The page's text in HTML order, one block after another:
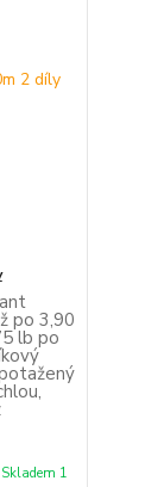
po 3,90
lb po
Skladem 1